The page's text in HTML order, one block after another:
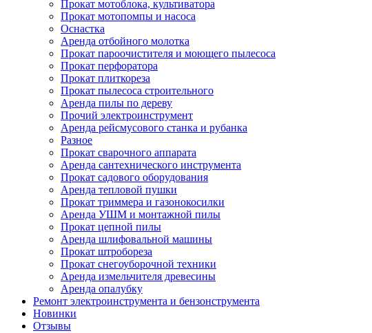
Прокат мотоблока, культиватора
Прокат мотопомпы и насоса
Оснастка
Аренда отбойного молотка
Прокат пароочистителя и моющего пылесоса
Прокат перфоратора
Прокат плиткореза
Прокат пылесоса строительного
Аренда пилы по дереву
Прочий электроинструмент
Аренда рейсмусового станка и рубанка
Разное
Прокат сварочного аппарата
Аренда сантехнического инструмента
Прокат садового оборудования
Аренда тепловой пушки
Прокат триммера и газонокосилки
Аренда УШМ и монтажной пилы
Прокат цепной пилы
Аренда шлифовальной машины
Прокат штробореза
Прокат снегоуборочной техники
Аренда измельчителя древесины
Аренда опалубку
Ремонт электроинструмента и бензонструмента
Новинки
Отзывы